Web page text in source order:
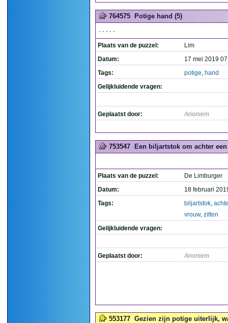
764575 Potige hand (5)
.....
Plaats van de puzzel:
Lim
Datum:
17 mei 2019
Tags:
potige, hand
Gelijkluidende vragen:
Geplaatst door: Anoniem
753547 Een biljartstok om achter
Plaats van de puzzel:
De Limburger
Datum:
18 februari
Tags:
biljartstok,
vrouw, zitten
Gelijkluidende vragen:
Geplaatst door: Anoniem
553177 Gezien zijn potige uiterlijk,